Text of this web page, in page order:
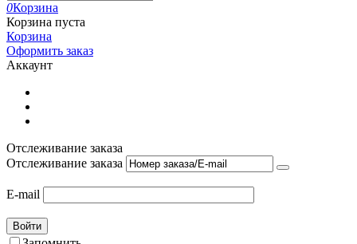
0Корзина
Корзина пуста
Корзина
Оформить заказ
Аккаунт
Отслеживание заказа
Отслеживание заказа
E-mail
Войти